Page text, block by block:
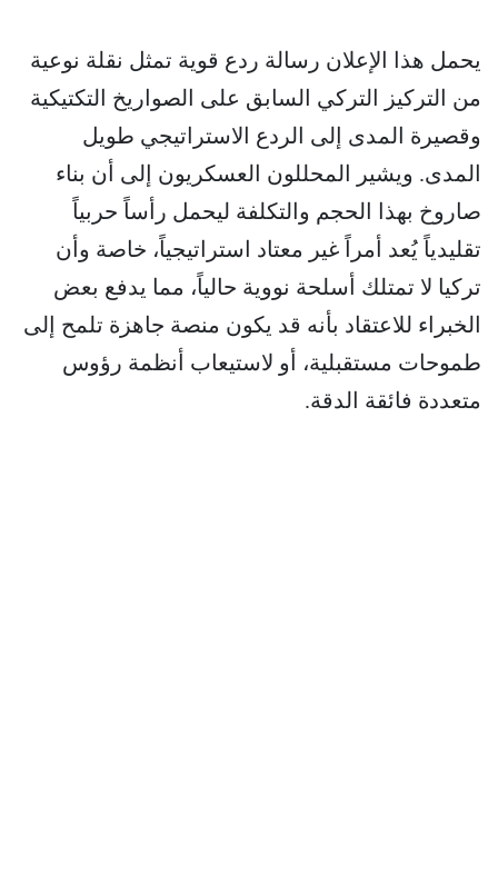
يحمل هذا الإعلان رسالة ردع قوية تمثل نقلة نوعية
من التركيز التركي السابق على الصواريخ التكتيكية
وقصيرة المدى إلى الردع الاستراتيجي طويل
المدى. ويشير المحللون العسكريون إلى أن بناء
صاروخ بهذا الحجم والتكلفة ليحمل رأساً حربياً
تقليدياً يُعد أمراً غير معتاد استراتيجياً، خاصة وأن
تركيا لا تمتلك أسلحة نووية حالياً، مما يدفع بعض
الخبراء للاعتقاد بأنه قد يكون منصة جاهزة تلمح إلى
طموحات مستقبلية، أو لاستيعاب أنظمة رؤوس
متعددة فائقة الدقة.